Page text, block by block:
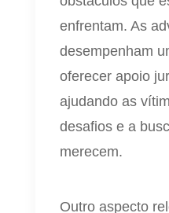
enfrentam. As
desempenham
oferecer apoio
ajudando as
desafios e a
merecem.
Outro aspecto